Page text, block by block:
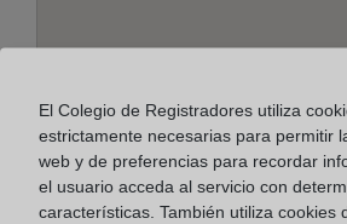
Dirección:
Almirante Díaz Pimienta, 6 -
local bajo, 38003
El Colegio de Registradores utiliza
estrictamente necesarias para permitir
web y de preferencias para recordar
el usuario acceda al servicio con
características. También utiliza cookies